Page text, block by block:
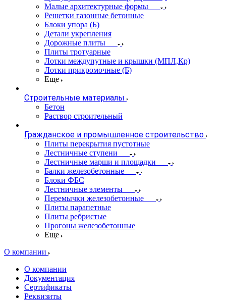
Малые архитектурные формы
Решетки газонные бетонные
Блоки упора (Б)
Детали укрепления
Дорожные плиты
Плиты тротуарные
Лотки междупутные и крышки (МПЛ,Кр)
Лотки прикромочные (Б)
Еще
Строительные материалы
Бетон
Раствор строительный
Гражданское и промышленное строительство
Плиты перекрытия пустотные
Лестничные ступени
Лестничные марши и площадки
Балки железобетонные
Блоки ФБС
Лестничные элементы
Перемычки железобетонные
Плиты парапетные
Плиты ребристые
Прогоны железобетонные
Еще
О компании
О компании
Документация
Сертификаты
Реквизиты